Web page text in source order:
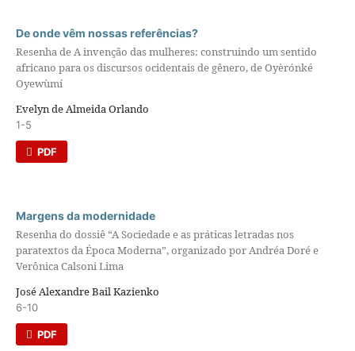
De onde vêm nossas referências?
Resenha de A invenção das mulheres: construindo um sentido
africano para os discursos ocidentais de gênero, de Oyèrónké
Oyewùmí
Evelyn de Almeida Orlando
1-5
PDF
Margens da modernidade
Resenha do dossiê “A Sociedade e as práticas letradas nos
paratextos da Época Moderna”, organizado por Andréa Doré e
Verônica Calsoni Lima
José Alexandre Bail Kazienko
6-10
PDF